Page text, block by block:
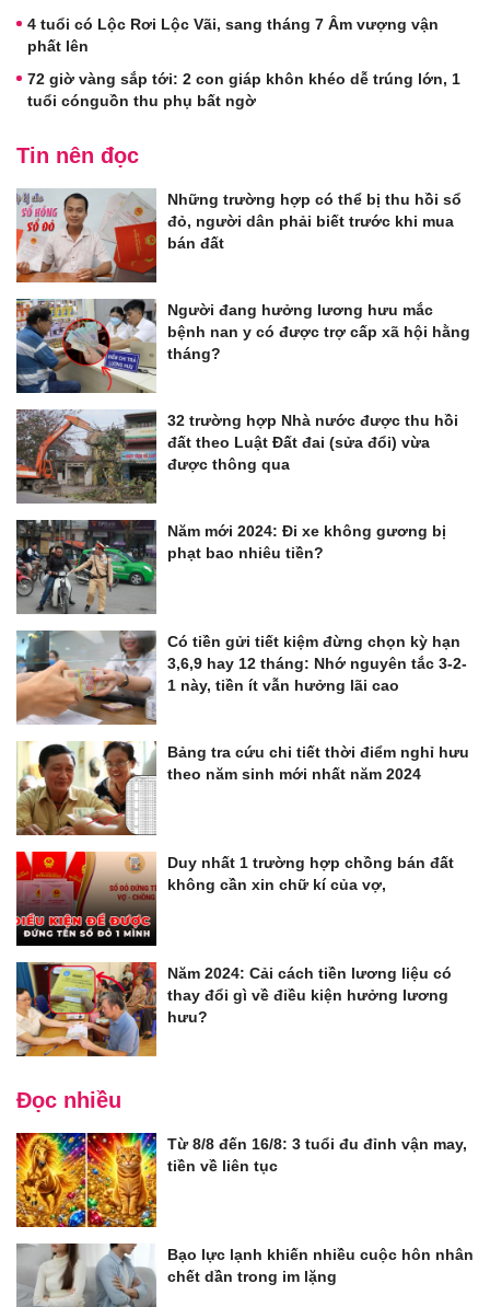
4 tuổi có Lộc Rơi Lộc Vãi, sang tháng 7 Âm vượng vận
phất lên
72 giờ vàng sắp tới: 2 con giáp khôn khéo dễ trúng lớn, 1
tuổi cónguồn thu phụ bất ngờ
Tin nên đọc
Những trường hợp có thể bị thu hồi sổ
đỏ, người dân phải biết trước khi mua
bán đất
Người đang hưởng lương hưu mắc
bệnh nan y có được trợ cấp xã hội hằng
tháng?
32 trường hợp Nhà nước được thu hồi
đất theo Luật Đất đai (sửa đổi) vừa
được thông qua
Năm mới 2024: Đi xe không gương bị
phạt bao nhiêu tiền?
Có tiền gửi tiết kiệm đừng chọn kỳ hạn
3,6,9 hay 12 tháng: Nhớ nguyên tắc 3-2-
1 này, tiền ít vẫn hưởng lãi cao
Bảng tra cứu chi tiết thời điểm nghỉ hưu
theo năm sinh mới nhất năm 2024
Duy nhất 1 trường hợp chồng bán đất
không cần xin chữ kí của vợ,
Năm 2024: Cải cách tiền lương liệu có
thay đổi gì về điều kiện hưởng lương
hưu?
Đọc nhiều
Từ 8/8 đến 16/8: 3 tuổi đu đỉnh vận may,
tiền về liên tục
Bạo lực lạnh khiến nhiều cuộc hôn nhân
chết dần trong im lặng